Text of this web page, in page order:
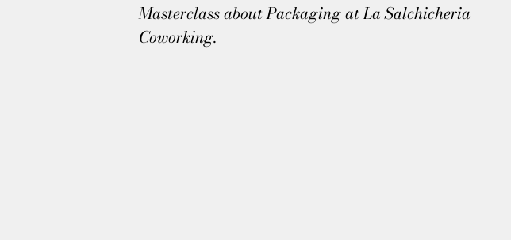
Masterclass about Packaging at La Salchicheria
Coworking.